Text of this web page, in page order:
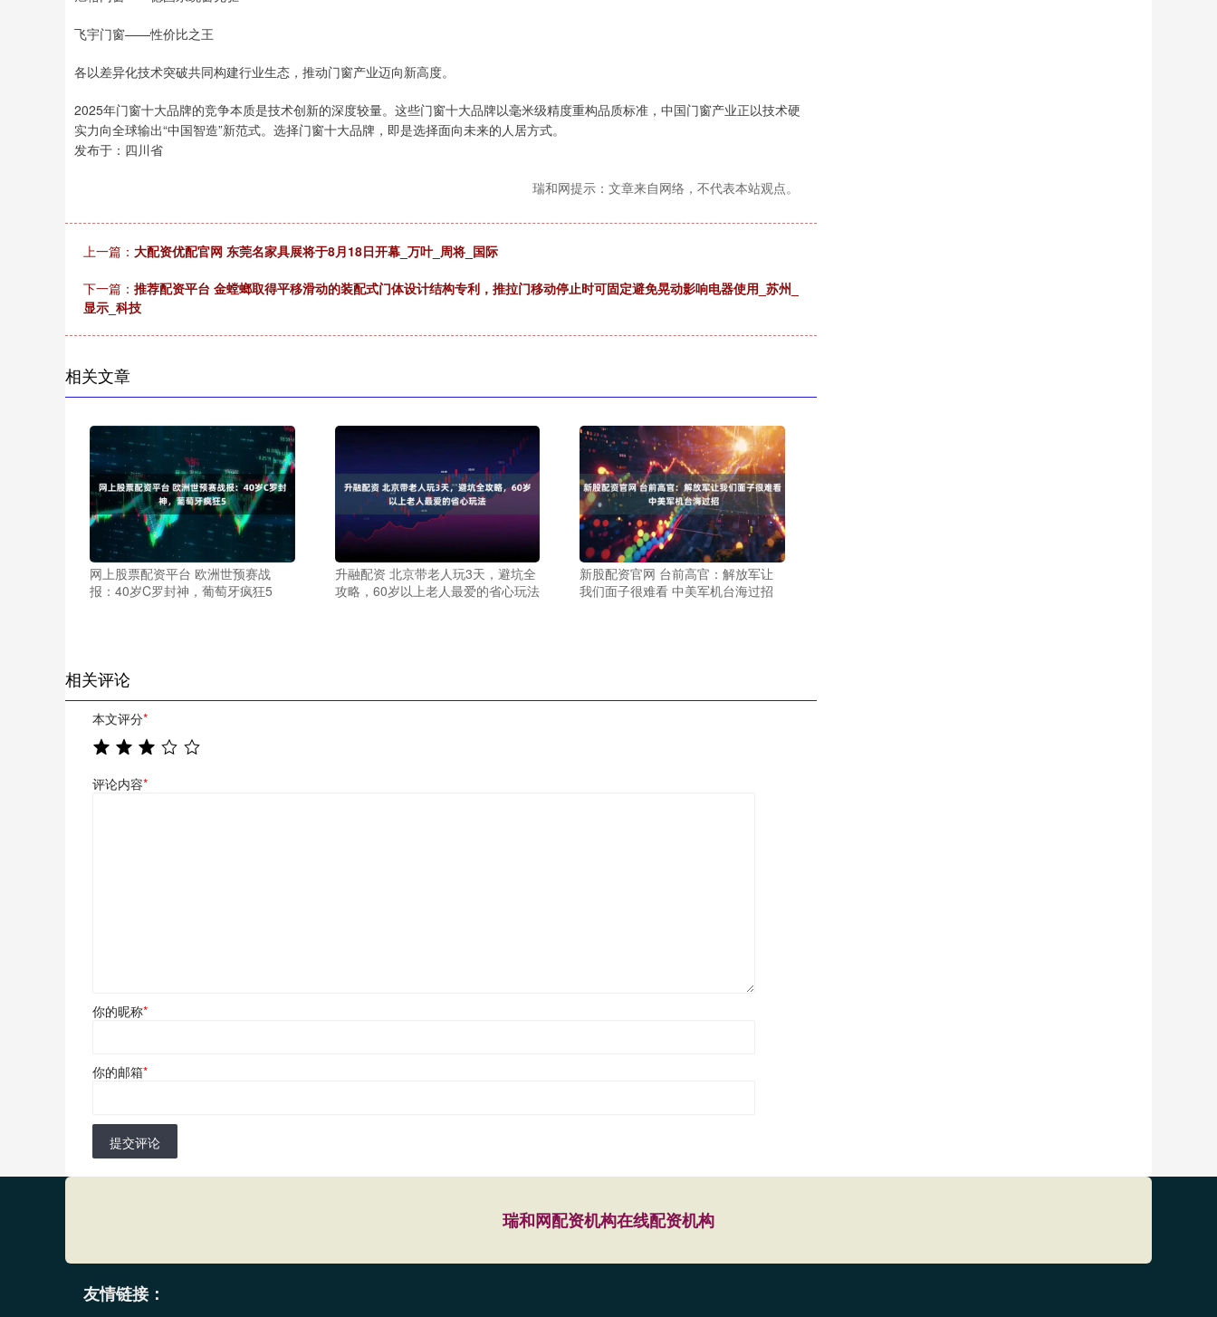
飞宇门窗——性价比之王
各以差异化技术突破共同构建行业生态，推动门窗产业迈向新高度。
2025年门窗十大品牌的竞争本质是技术创新的深度较量。这些门窗十大品牌以毫米级精度重构品质标准，中国门窗产业正以技术硬
实力向全球输出“中国智造”新范式。选择门窗十大品牌，即是选择面向未来的人居方式。
发布于：四川省
瑞和网提示：文章来自网络，不代表本站观点。
上一篇： 大配资优配官网 东莞名家具展将于8月18日开幕_万叶_周将_国际
下一篇： 推荐配资平台 金螳螂取得平移滑动的装配式门体设计结构专利，推拉门移动停止时可固定避免晃动影响电器使用_苏州_
显示_科技
相关文章
网上股票配资平台 欧洲世预赛战
报：40岁C罗封神，葡萄牙疯狂5
升融配资 北京带老人玩3天，避坑全
攻略，60岁以上老人最爱的省心玩法
新股配资官网 台前高官：解放军让
我们面子很难看 中美军机台海过招
相关评论
本文评分*
评论内容*
你的昵称*
你的邮箱*
提交评论
瑞和网配资机构在线配资机构
友情链接：